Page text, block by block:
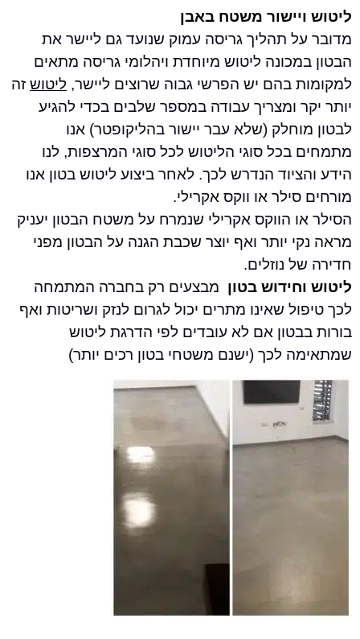
משטח באבן
תהליך גריסה עמוק שנועד גם ליישר את
ליטוש מיוחדת ויהלומי גריסהמתאים
בהם יש הפרשי גבוה שרוצים ליישר,ליטושזה
ומצריךעבודה במספר שלבים בכדי להגיע
(שלא עבר יישור בהליקופטר)אנו
סוגי הליטוש לכל סוגי המרצפות, לנו
הנדרש לכך.לאחר ביצוע ליטוש בטון אנו
או ווקס אקרילי.
הווקס אקרילי שנמרח על משטח הבטון יעניק
יותר ואף יוצר שכבת הגנהעל הבטון מפני
נוזלים.
בטוןמבצעים רק בחברה המתמחה
שאינו מתרים יכול לגרום לנזקושריטות ואף
אם לא עובדים לפי הדרגת ליטוש
לכך(ישנם משטחי בטון רכים יותר)